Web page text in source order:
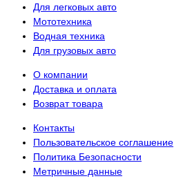
Для легковых авто
Мототехника
Водная техника
Для грузовых авто
О компании
Доставка и оплата
Возврат товара
Контакты
Пользовательское соглашение
Политика Безопасности
Метричные данные